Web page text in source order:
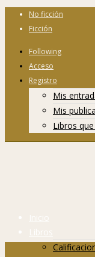
No ficción
Ficción
Following
Acceso
Registro
Mis
Mis
Libros
Inicio
Libros